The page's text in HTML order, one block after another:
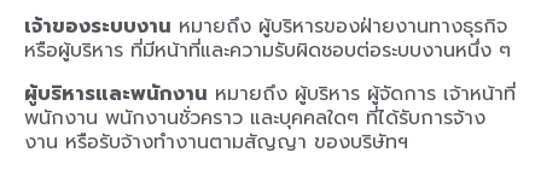
เจ้าของระบบงาน หมายถึง ผู้บริหารของฝ่ายงานทางธุรกิจ
หรือผู้บริหาร ที่มีหน้าที่และความรับผิดชอบต่อระบบงานหนึ่ง ๆ
ผู้บริหารและพนักงาน หมายถึง ผู้บริหาร ผู้จัดการ เจ้าหน้าที่
พนักงาน พนักงานชั่วคราว และบุคคลใดๆ ที่ได้รับการจ้าง
งาน หรือรับจ้างทำงานตามสัญญา ของบริษัทฯ